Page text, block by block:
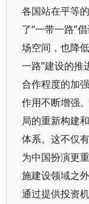
各国站在平等
了“一带一路”
场空间，也降
一路”建设的推
合作程度的加
作用不断增强
局的重新构建
体系。这不仅
为中国扮演更
施建设领域之
通过提供投资